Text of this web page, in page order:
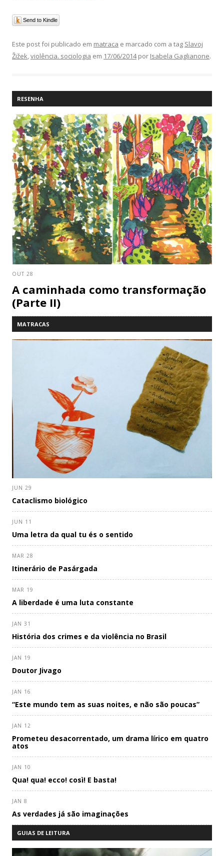
Send to Kindle
Este post foi publicado em matraca e marcado com a tag Slavoj
Žižek violência. sociologia em 17/06/2014por Isabela Gaglianone.
RESENHA
OUT 28
A caminhada como transformação
(Parte II)
MATRACAS
JUN 29
Cataclismo biológico
JUN 11
Uma letra da qual tu és o sentido
MAR 28
Itinerário de Pasárgada
MAR 19
A liberdade é uma luta constante
JAN 31
História dos crimes e da violência no Brasil
JAN 19
Doutor Jivago
JAN 16
“Este mundo tem as suas noites, e não são poucas”
JAN 12
Prometeu desacorrentado, um drama lírico em quatro
atos
JAN 10
Qua! qua! ecco! così! E basta!
JAN 8
As verdades já são imaginações
GUIAS DE LEITURA